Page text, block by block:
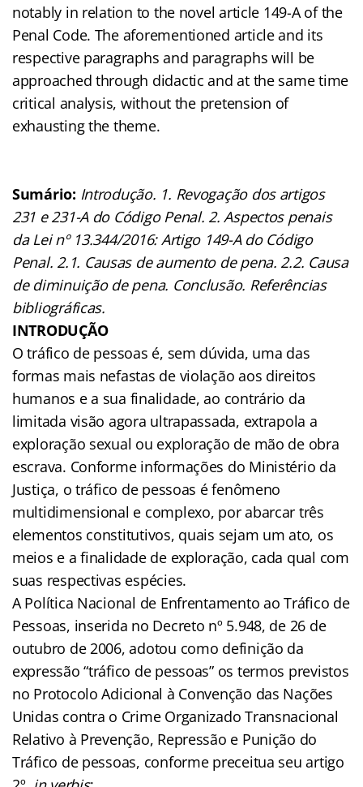
notably in relation to the novel article 149-A of the
Penal Code. The aforementioned article and its
respective paragraphs and paragraphs will be
approached through didactic and at the same time
critical analysis, without the pretension of
exhausting the theme.
Sumário: Introdução. 1. Revogação dos artigos
231 e 231-A do Código Penal. 2. Aspectos penais
da Lei nº 13.344/2016: Artigo 149-A do Código
Penal. 2.1. Causas de aumento de pena. 2.2. Causa
de diminuição de pena. Conclusão. Referências
bibliográficas.
INTRODUÇÃO
O tráfico de pessoas é, sem dúvida, uma das
formas mais nefastas de violação aos direitos
humanos e a sua finalidade, ao contrário da
limitada visão agora ultrapassada, extrapola a
exploração sexual ou exploração de mão de obra
escrava. Conforme informações do Ministério da
Justiça, o tráfico de pessoas é fenômeno
multidimensional e complexo, por abarcar três
elementos constitutivos, quais sejam um ato, os
meios e a finalidade de exploração, cada qual com
suas respectivas espécies.
A Política Nacional de Enfrentamento ao Tráfico de
Pessoas, inserida no Decreto nº 5.948, de 26 de
outubro de 2006, adotou como definição da
expressão “tráfico de pessoas” os termos previstos
no Protocolo Adicional à Convenção das Nações
Unidas contra o Crime Organizado Transnacional
Relativo à Prevenção, Repressão e Punição do
Tráfico de pessoas, conforme preceitua seu artigo